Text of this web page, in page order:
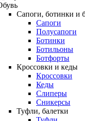
Сапоги, ботинки и
Сапоги
Полусапоги
Ботинки
Ботильоны
Ботфорты
Кроссовки и кеды
Кроссовки
Кеды
Слиперы
Сникерсы
Туфли, балетки